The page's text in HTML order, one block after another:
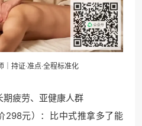
持证·准点·全程标准化
期疲劳、亚健康人群
298元）：比中式推拿多了能